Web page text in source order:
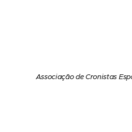
Associação de Cronistas